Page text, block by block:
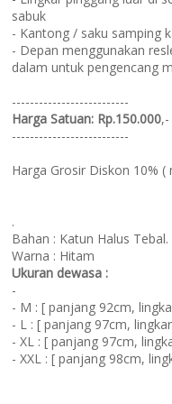
sabuk
- Kantong / saku samping
- Depan menggunakan
dalam untuk pengencang
--------------------------
Harga Satuan: Rp.150.000,-
--------------------------
Harga Grosir Diskon 10%
.
Bahan : Katun Halus
Warna : Hitam
Ukuran dewasa :
-
- M : [ panjang 92cm,
- L : [ panjang 97cm,
- XL : [ panjang 97cm,
- XXL : [ panjang 98cm,